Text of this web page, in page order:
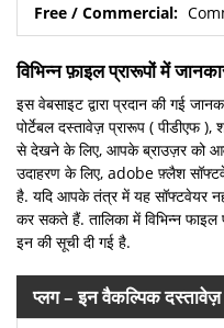
विभिन्न फ़ाइल प्रारूपों में
इस वेबसाइट द्वारा प्रदान की गई
पोर्टेबल दस्तावेज़ प्रारूप ( पीडीएफ
से देखने के लिए, आपके ब्राउज़र को
उदाहरण के लिए, adobe फ़्लैश
है. यदि आपके तंत्र में यह सॉफ्टवेयर
कर सकते हैं. तालिका में विभिन्न
इन की सूची दी गई है.
प्लग – इन वैकल्पिक